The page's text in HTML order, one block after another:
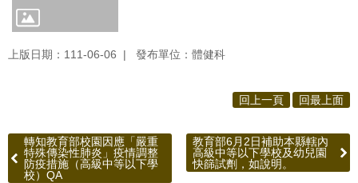
教
成
平
台
上版日期：111-06-06 發布單位：體健科
回上一頁 回最上面
轉知教育部校園因應「嚴重
特殊傳染性肺炎」疫情調整
防疫措施（高級中等以下學
校）QA
教育部6月2日補助本縣轄內
高級中等以下學校及幼兒園
快篩試劑，如說明。